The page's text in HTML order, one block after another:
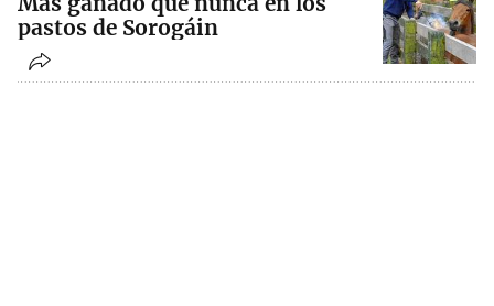
pastos de Sorogáin